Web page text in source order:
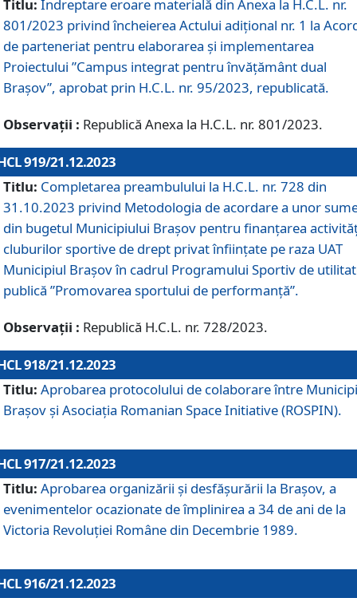
Titlu: Îndreptare eroare materială din Anexa la H.C.L. nr.
801/2023 privind încheierea Actului adițional nr. 1 la
de parteneriat pentru elaborarea și implementarea
Proiectului ”Campus integrat pentru învățământ dual
Brașov”, aprobat prin H.C.L. nr. 95/2023, republicată.
Observații : Republică Anexa la H.C.L. nr. 801/2023.
919/21.12.2023
Titlu: Completarea preambulului la H.C.L. nr. 728 din
31.10.2023 privind Metodologia de acordare a unor
din bugetul Municipiului Brașov pentru finanțarea
cluburilor sportive de drept privat înființate pe raza UAT
Municipiul Brașov în cadrul Programului Sportiv de
publică ”Promovarea sportului de performanță”.
Observații : Republică H.C.L. nr. 728/2023.
918/21.12.2023
Titlu: Aprobarea protocolului de colaborare între
Brașov și Asociația Romanian Space Initiative (ROSPIN).
917/21.12.2023
Titlu: Aprobarea organizării şi desfăşurării la Braşov, a
evenimentelor ocazionate de împlinirea a 34 de ani de la
Victoria Revoluţiei Române din Decembrie 1989.
916/21.12.2023